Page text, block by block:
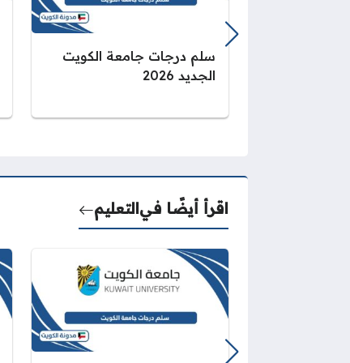
سلم درجات جامعة الكويت
الجديد 2026
اقرأ أيضًا فيالتعليم